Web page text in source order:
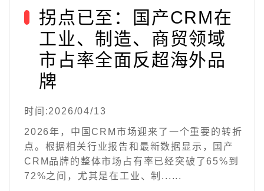
拐点已至：国产CRM在
工业、制造、商贸领域
市占率全面反超海外品
牌
时间:2026/04/13
2026年，中国CRM市场迎来了一个重要的转折
点。根据相关行业报告和最新数据显示，国产
CRM品牌的整体市场占有率已经突破了65%到
72%之间，尤其是在工业、制......